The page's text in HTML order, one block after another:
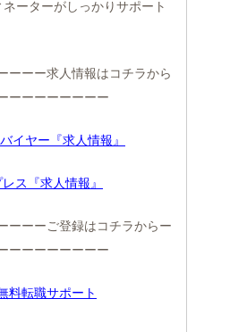
ーターがしっかりサポート
ーーー求人情報はコチラから
ーーーーーーーー
イヤー『求人情報』
レス『求人情報』
ーーーご登録はコチラからー
ーーーーーーーー
料転職サポート